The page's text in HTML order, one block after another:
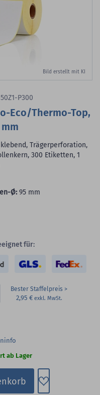
Bild erstellt mit KI
P300
Eco/Thermo-Top,
Trägerperforation,
300 Etiketten, 1
Ø: 95 mm
für:
Bester Staffelpreis
2,95 €
ab Lager
Zum